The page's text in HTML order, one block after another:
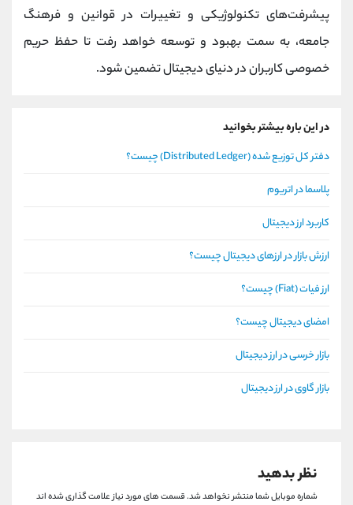
پیشرفت‌های تکنولوژیکی و تغییرات در قوانین و فرهنگ
جامعه، به سمت بهبود و توسعه خواهد رفت تا حفظ حریم
خصوصی کاربران در دنیای دیجیتال تضمین شود.
در این باره بیشتر بخوانید
دفتر کل توزیع شده (Distributed Ledger) چیست؟
پلاسما در اتریوم
کاربرد ارز دیجیتال
ارزش بازار در ارزهای دیجیتال چیست؟
ارز فیات (Fiat) چیست؟
امضای دیجیتال چیست؟
بازار خرسی در ارز دیجیتال
بازار گاوی در ارز دیجیتال
نظر بدهید
شماره موبایل شما منتشر نخواهد شد.قسمت های مورد نیاز علامت گذاری شده اند